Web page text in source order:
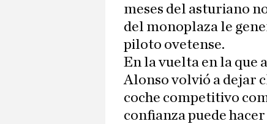
meses del asturiano
del monoplaza le
piloto ovetense.
En la vuelta en la que
Alonso volvió a dejar
coche competitivo
confianza puede